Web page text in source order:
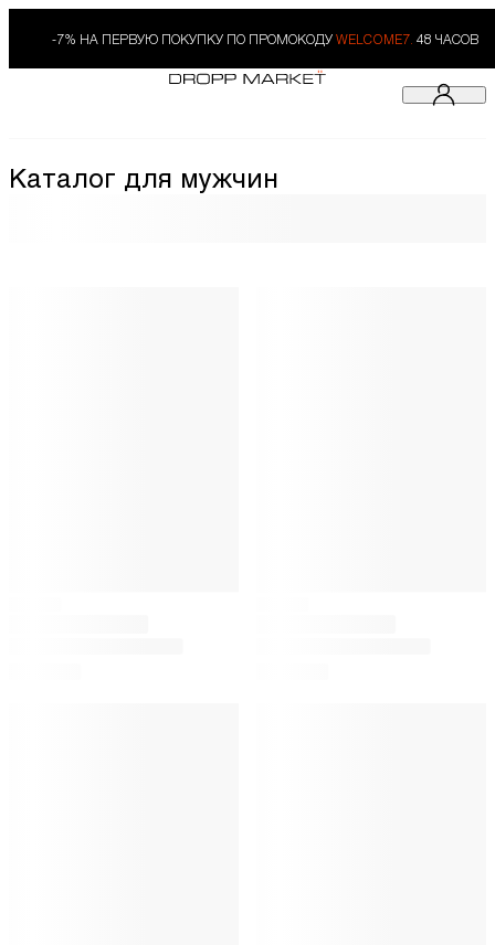
-7% НА ПЕРВУЮ ПОКУПКУ ПО ПРОМОКОДУ WELCOME7. 48 ЧАСОВ
Каталог для мужчин